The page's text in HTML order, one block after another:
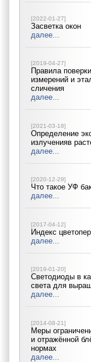
[2022-01-27]
Засветка окон
далее...
[2019-04-27]
Правила
измерений и
сличения
далее...
[2021-03-18]
Определение
излученияв
далее...
[2020-12-29]
Что такое УФ
далее...
[2017-04-12]
Индекс
далее...
[2019-01-20]
Светодиоды в
света для
далее...
[2014-08-21]
Меры
и отражённой
нормах
далее...